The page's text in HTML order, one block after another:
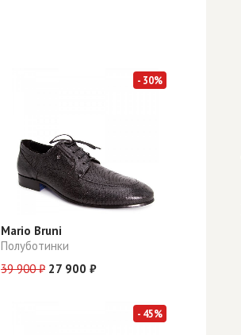
- 30%
Mario Bruni
Полуботинки
39 900 ₽ 27 900 ₽
- 45%